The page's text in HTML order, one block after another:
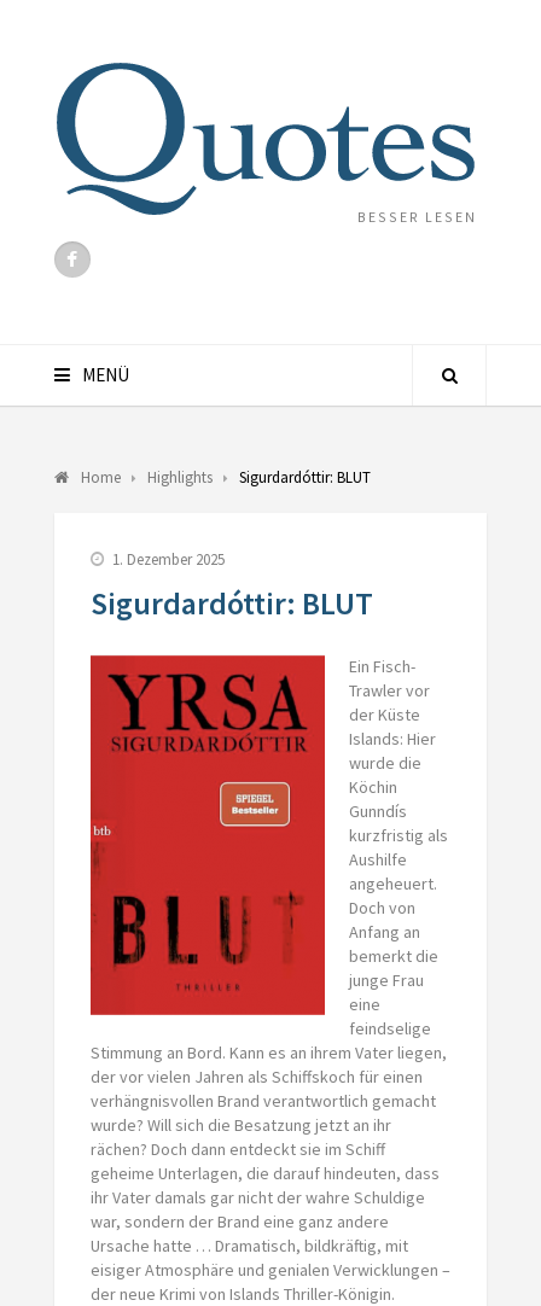
BESSER LESEN
MENÜ
Home Highlights Sigurdardóttir: BLUT
1. Dezember 2025
Sigurdardóttir: BLUT
Ein Fisch-
Trawler vor
der Küste
Islands: Hier
wurde die
Köchin
Gunndís
kurzfristig als
Aushilfe
angeheuert.
Doch von
Anfang an
bemerkt die
junge Frau
eine
feindselige
Stimmung an Bord. Kann es an ihrem Vater liegen,
der vor vielen Jahren als Schiffskoch für einen
verhängnisvollen Brand verantwortlich gemacht
wurde? Will sich die Besatzung jetzt an ihr
rächen? Doch dann entdeckt sie im Schiff
geheime Unterlagen, die darauf hindeuten, dass
ihr Vater damals gar nicht der wahre Schuldige
war, sondern der Brand eine ganz andere
Ursache hatte … Dramatisch, bildkräftig, mit
eisiger Atmosphäre und genialen Verwicklungen –
der neue Krimi von Islands Thriller-Königin.